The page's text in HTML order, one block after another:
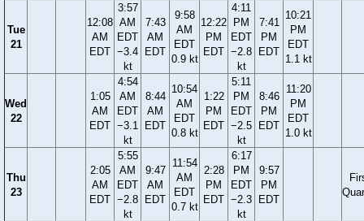
Tue
21
12:08
AM
EDT
3:57
AM
EDT
−3.4
kt
7:43
AM
EDT
9:58
AM
EDT
0.9 kt
12:22
PM
EDT
4:11
PM
EDT
−2.8
kt
7:41
PM
EDT
10:21
PM
EDT
1.1 kt
Wed
22
1:05
AM
EDT
4:54
AM
EDT
−3.1
kt
8:44
AM
EDT
10:54
AM
EDT
0.8 kt
1:22
PM
EDT
5:11
PM
EDT
−2.5
kt
8:46
PM
EDT
11:20
PM
EDT
1.0 kt
Thu
23
2:05
AM
EDT
5:55
AM
EDT
−2.8
kt
9:47
AM
EDT
11:54
AM
EDT
0.7 kt
2:28
PM
EDT
6:17
PM
EDT
−2.3
kt
9:57
PM
EDT